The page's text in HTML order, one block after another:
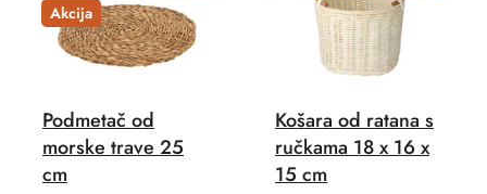
Akcija
Podmetač od
morske trave 25
cm
Košara od ratana s
ručkama 18 x 16 x
15 cm